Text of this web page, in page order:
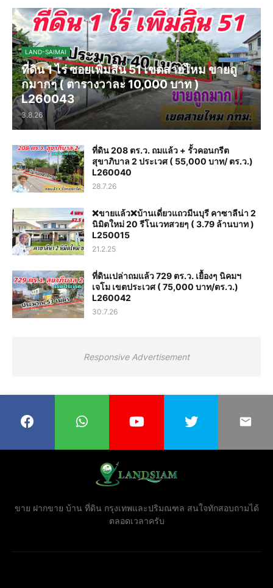
LAND-SAIMAI
ที่ดิน 1 ไร่ ซอยเพิ่มสิน 51 เขตสายไหม ขายถู
กมากๆ ( ตารางวาละ 10,000 บาท )
L260043
3.8.26
ที่ดิน 208 ตร.ว. ถมแล้ว + รั้วคอนกรีต
สุขาภิบาล 2 ประเวศ ( 55,000 บาท/ ตร.ว.)
L260040
28.7.26
❌️ขายแล้ว❌️บ้านเดี่ยวแถวมีนบุรี คาซาลีน่า 2
นิมิตใหม่ 20 รีโนเวทสวยๆ ( 3.79 ล้านบาท )
L250015
21.2.25
ที่ดินเปล่าถมแล้ว 729 ตร.ว. เยื้องๆ นิคมฯ
เจโม เขตประเวศ ( 75,000 บาท/ตร.ว.)
L260042
30.7.26
Responsive Advertisement
ขาย ฝากขาย บ้าน ที่ดิน กรุงเทพและปริมณฑล สนใจทักสอบถามได้
ตลอดเวลาครับ